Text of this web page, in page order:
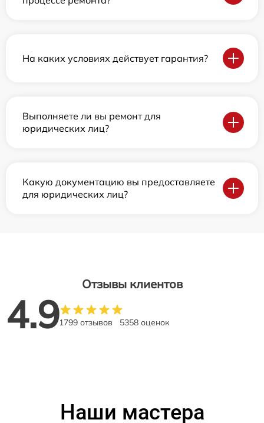
На каких условиях действует гарантия?
Выполняете ли вы ремонт для
юридических лиц?
Какую документацию вы предоставляете
для юридических лиц?
Отзывы клиентов
4.91799 отзывов 5358 оценок
Наши мастера